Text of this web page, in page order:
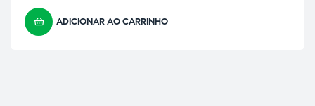
ADICIONAR AO CARRINHO